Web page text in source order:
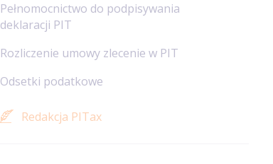
Pełnomocnictwo do podpisywania
deklaracji PIT
Rozliczenie umowy zlecenie w PIT
Odsetki podatkowe
Redakcja PITax